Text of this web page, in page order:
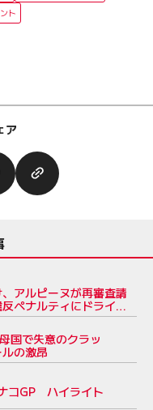
ト
ア
アルピーヌが再審査請
ペナルティにドライ
国で失意のクラッ
の激昂
コGP ハイライト